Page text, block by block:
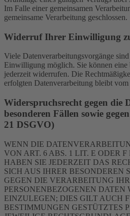
Im Falle einer gemeinsamen
gemeinsame Verarbeitung geschlossen.
Widerruf Ihrer Einwilligung
Viele Datenverarbeitungsvorgänge
Einwilligung möglich. Sie können
jederzeit widerrufen. Die
erfolgten Datenverarbeitung bleibt
Widerspruchsrecht gegen die
besonderen Fällen sowie
21 DSGVO)
WENN DIE
VON ART. 6 ABS. 1 LIT. E ODER
HABEN SIE JEDERZEIT DAS
SICH AUS IHRER BESONDEREN
GEGEN DIE VERARBEITUNG
PERSONENBEZOGENEN DATEN
EINZULEGEN; DIES GILT AUCH
BESTIMMUNGEN GESTÜTZTES